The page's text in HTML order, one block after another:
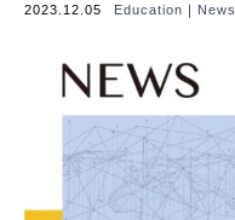
2023.12.05 Education ｜ News